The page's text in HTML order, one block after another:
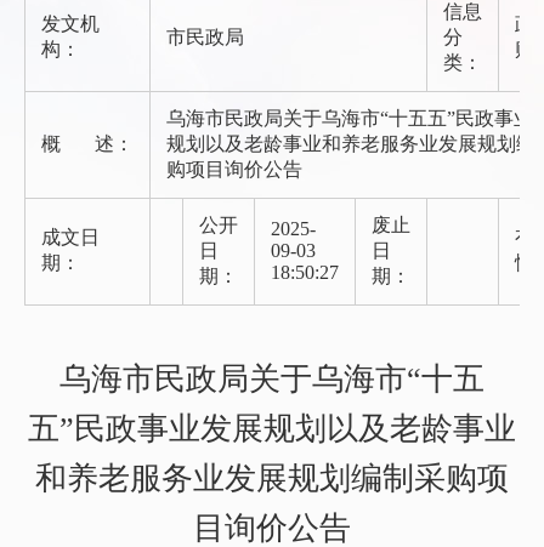
发文机
构：
市民政局
信息
分
类：
政
购
概 述：
乌海市民政局关于乌海市“十五五”民政事业
规划以及老龄事业和养老服务业发展规划编
购项目询价公告
成文日
期：
公开
日
期：
2025-
09-03
18:50:27
废止
日
期：
有
性
乌海市民政局关于乌海市“十五
五”民政事业发展规划以及老龄事业
和养老服务业发展规划编制采购项
目询价公告